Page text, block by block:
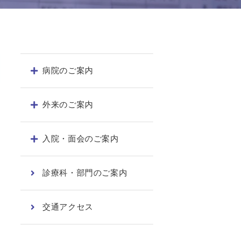
病院のご案内
外来のご案内
入院・面会のご案内
診療科・部門のご案内
交通アクセス